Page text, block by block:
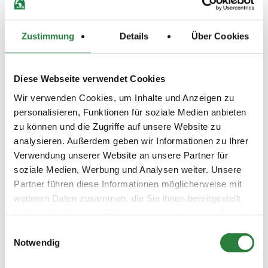
Zustimmung Details Über Cookies
Diese Webseite verwendet Cookies
Wir verwenden Cookies, um Inhalte und Anzeigen zu
personalisieren, Funktionen für soziale Medien anbieten
zu können und die Zugriffe auf unsere Website zu
analysieren. Außerdem geben wir Informationen zu Ihrer
Verwendung unserer Website an unsere Partner für
soziale Medien, Werbung und Analysen weiter. Unsere
Partner führen diese Informationen möglicherweise mit
weiteren Daten zusammen, die Sie ihnen bereitgestellt
Notwendig
4 5 6 LP
09.05.2020
v)
4. Springpferdeprüfung Kl.A* SPF
1 2 3 4 5 6 LP
09.05.2020
5. Springprüfung Kl. A** SPR
Preisgeld
LKL/Art
09.05.2020
6. Dressur-WB (E 1, 2 bis 4
DRE
Preisgeld